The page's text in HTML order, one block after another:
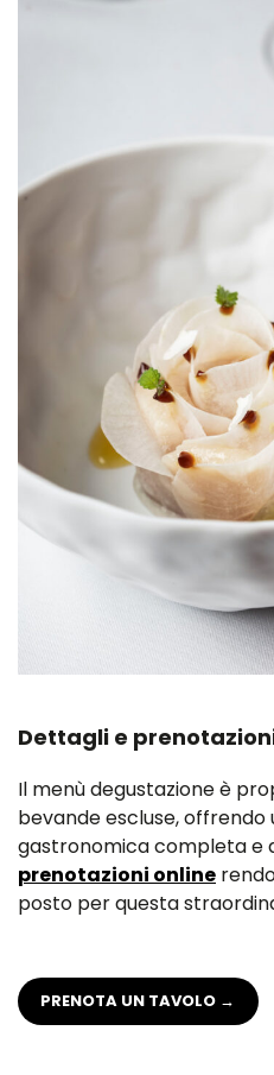
Dettagli e
Il menù degustazione è
bevande escluse, offrendo
gastronomica completa e
prenotazioni online
posto per questa
PRENOTA UN TAVOLO →